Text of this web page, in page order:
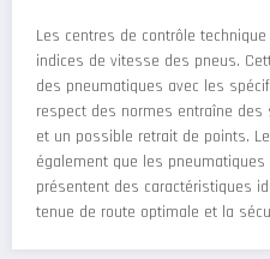
Les centres de contrôle
indices de vitesse des pneus.
des pneumatiques avec les
respect des normes entraîne
et un possible retrait de points.
également que les
présentent des caractéristiques
tenue de route optimale et la